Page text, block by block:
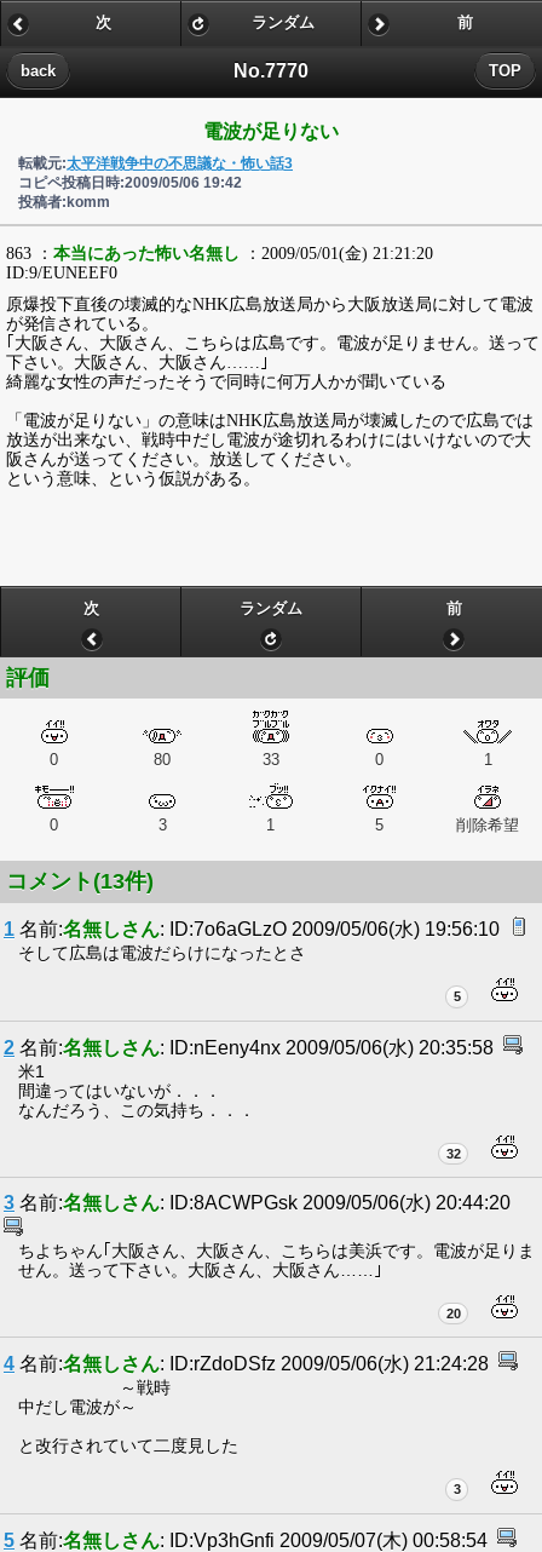
No.7770
back TOP
次 ランダム 前
電波が足りない
転載元:太平洋戦争中の不思議な・怖い話3
コピペ投稿日時:2009/05/06 19:42
投稿者:komm
863 ： 本当にあった怖い名無し ：2009/05/01(金) 21:21:20
ID:9/EUNEEF0
原爆投下直後の壊滅的なNHK広島放送局から大阪放送局に対して電波
が発信されている。
｢大阪さん、大阪さん、こちらは広島です。電波が足りません。送って
下さい。大阪さん、大阪さん……｣
綺麗な女性の声だったそうで同時に何万人かが聞いている
「電波が足りない」の意味はNHK広島放送局が壊滅したので広島では
放送が出来ない、戦時中だし電波が途切れるわけにはいけないので大
阪さんが送ってください。放送してください。
という意味、という仮説がある。
次 ランダム 前
評価
0 80 33 0 1
0 3 1 5 削除希望
コメント(13件)
1 名前:名無しさん: ID:7o6aGLzO 2009/05/06(水) 19:56:10
そして広島は電波だらけになったとさ
5
2 名前:名無しさん: ID:nEeny4nx 2009/05/06(水) 20:35:58
米1
間違ってはいないが．．．
なんだろう、この気持ち．．．
32
3 名前:名無しさん: ID:8ACWPGsk 2009/05/06(水) 20:44:20
ちよちゃん｢大阪さん、大阪さん、こちらは美浜です。電波が足りま
せん。送って下さい。大阪さん、大阪さん……｣
20
4 名前:名無しさん: ID:rZdoDSfz 2009/05/06(水) 21:24:28
～戦時
中だし電波が～
と改行されていて二度見した
3
5 名前:名無しさん: ID:Vp3hGnfi 2009/05/07(木) 00:58:54